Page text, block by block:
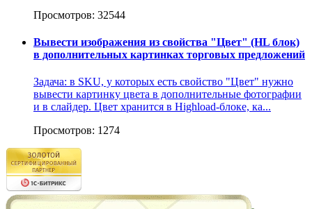
Просмотров: 32544
Вывести изображения из свойства "Цвет" (HL блок)
в дополнительных картинках торговых предложений
Задача: в SKU, у которых есть свойство "Цвет" нужно
вывести картинку цвета в дополнительные фотографии
и в слайдер. Цвет хранится в Highload-блоке, ка...
Просмотров: 1274